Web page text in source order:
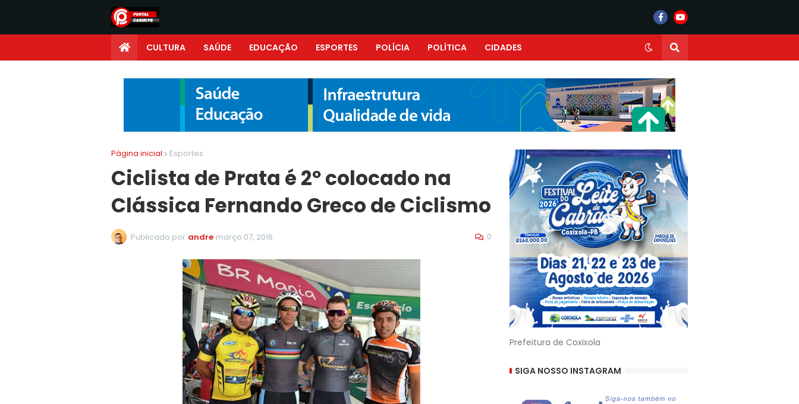
CULTURA SAÚDE EDUCAÇÃO ESPORTES POLÍCIA POLÍTICA CIDADES
Página inicial Esportes
Ciclista de Prata é 2º colocado na
Clássica Fernando Greco de Ciclismo
Publicado por andre março 07, 2016 0
Prefeitura de Coxixola
SIGA NOSSO INSTAGRAM